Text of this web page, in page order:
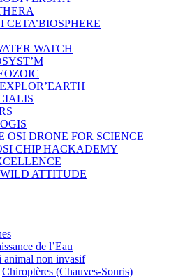
CETA’BIOSPHERE
WATCH
OSI DRONE FOR SCIENCE
CHIP HACKADEMY
ATTITUDE
de l’Eau
animal non invasif
Chiroptères (Chauves-Souris)